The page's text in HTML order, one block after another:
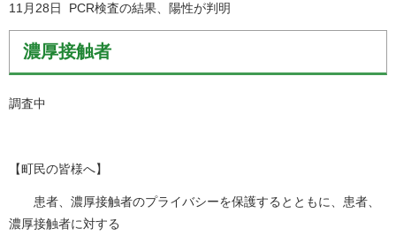
11月28日 PCR検査の結果、陽性が判明
濃厚接触者
調査中
【町民の皆様へ】
患者、濃厚接触者のプライバシーを保護するとともに、患者、
濃厚接触者に対する